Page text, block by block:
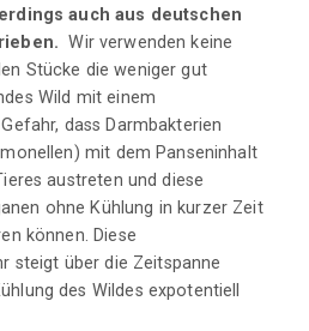
auch aus deutschen
Wir verwenden keine
Stücke die weniger gut
Wild mit einem
dass Darmbakterien
mit dem Panseninhalt
austreten und diese
ohne Kühlung in kurzer Zeit
können. Diese
steigt über die Zeitspanne
des Wildes expotentiell